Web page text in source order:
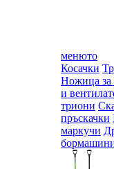
менюто
Косачки
Ножица за
и
триони
пръскачки
маркучи